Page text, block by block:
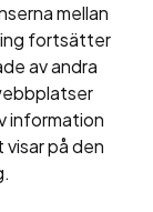
mellan
fortsätter
av andra
information
på den